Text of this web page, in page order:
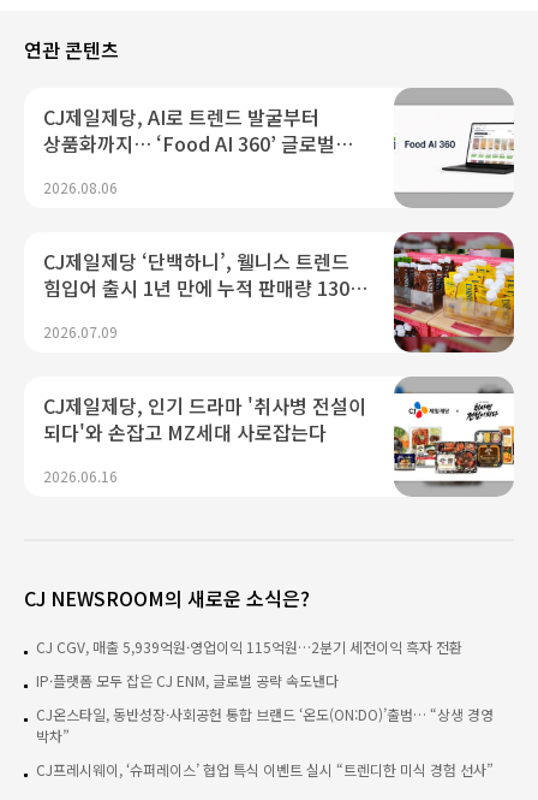
연관 콘텐츠
CJ제일제당, AI로 트렌드 발굴부터
상품화까지… ‘Food AI 360’ 글로벌
2026.08.06
CJ제일제당 ‘단백하니’, 웰니스 트렌드
힘입어 출시 1년 만에 누적 판매량 130만
2026.07.09
CJ제일제당, 인기 드라마 '취사병 전설이
되다'와 손잡고 MZ세대 사로잡는다
2026.06.16
CJ NEWSROOM의 새로운 소식은?
CJ CGV, 매출 5,939억원·영업이익 115억원…2분기 세전이익 흑자 전환
IP·플랫폼 모두 잡은 CJ ENM, 글로벌 공략 속도낸다
CJ온스타일, 동반성장·사회공헌 통합 브랜드 ‘온도(ON:DO)’출범… “상생 경영
박차”
CJ프레시웨이, ‘슈퍼레이스’ 협업 특식 이벤트 실시 “트렌디한 미식 경험 선사”